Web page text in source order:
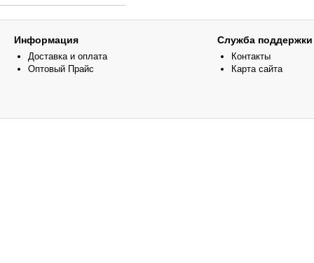
Информация
Доставка и оплата
Оптовый Прайс
Служба поддержки
Контакты
Карта сайта